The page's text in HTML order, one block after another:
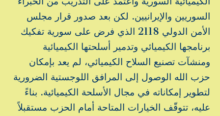
السوريين والإيرانيين. لكن بعد صدور قرار مجلس
الأمن الدولي 2118 الذي فرض على سورية تفكيك
برنامجها الكيميائي وتدمير أسلحتها الكيميائية
ومنشآت تصنيع السلاح الكيميائي، لم يعد بإمكان
حزب الله الوصول إلى المرافق اللوجستية الضرورية
لتطوير إمكاناته في مجال الأسلحة الكيميائية. بناءً
عليه، تتوقّف الخيارات المتاحة أمام الحزب مستقبلاً